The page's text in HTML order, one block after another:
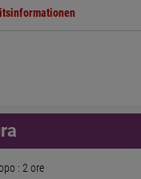
: 2 ore